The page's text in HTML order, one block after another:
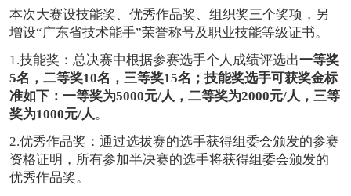
本次大赛设技能奖、优秀作品奖、组织奖三个奖项，另
增设“广东省技术能手”荣誉称号及职业技能等级证书。
1.技能奖：总决赛中根据参赛选手个人成绩评选出一等奖
5名，二等奖10名，三等奖15名；技能奖选手可获奖金标
准如下：一等奖为5000元/人，二等奖为2000元/人，三等
奖为1000元/人。
2.优秀作品奖：通过选拔赛的选手获得组委会颁发的参赛
资格证明，所有参加半决赛的选手将获得组委会颁发的
优秀作品奖。